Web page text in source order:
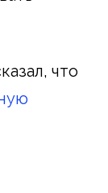
что